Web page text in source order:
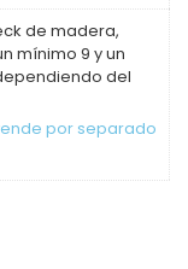
de madera,
mínimo 9 y un
del
por separado